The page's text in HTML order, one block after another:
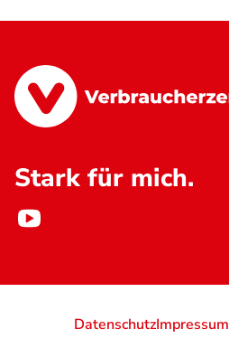
Stark für mich.
DatenschutzImpressum